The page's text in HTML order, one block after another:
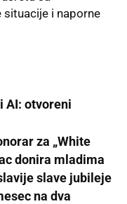
i naporne
AI: otvoreni
za „White
donira mladima
slave jubileje
na dva